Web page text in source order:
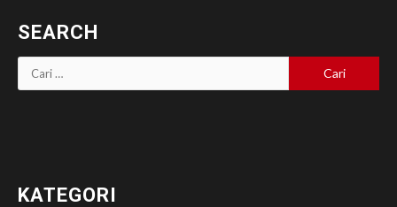
SEARCH
Cari
untuk:
KATEGORI